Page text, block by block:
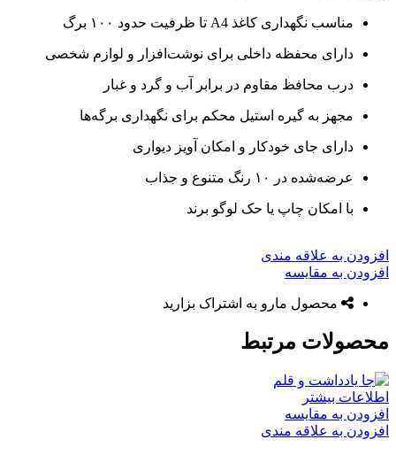
مناسب نگهداری کاغذ A4 تا ظرفیت حدود ۱۰۰ برگ
دارای محفظه داخلی برای نوشت‌افزار و لوازم شخصی
درب محافظ مقاوم در برابر آب و گرد و غبار
مجهز به گیره استیل محکم برای نگهداری برگه‌ها
دارای جای خودکار و امکان آویز دیواری
عرضه‌شده در ۱۰ رنگ متنوع و جذاب
با امکان چاپ یا حک لوگو برند
افزودن به علاقه مندی
افزودن به مقایسه
محصول مارو به اشتراک بزارید
محصولات مرتبط
اطلاعات بیشتر
افزودن به مقایسه
افزودن به علاقه مندی